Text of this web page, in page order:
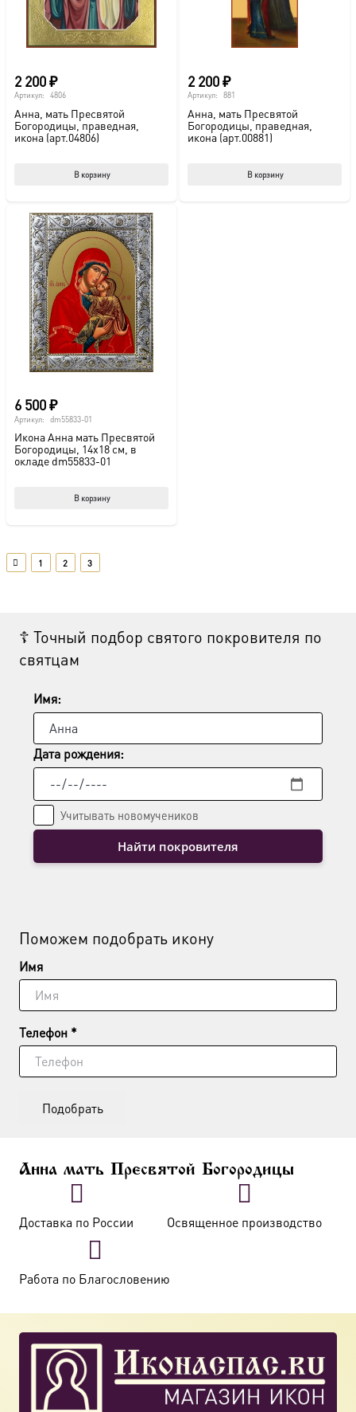
2 200₽
Артикул: 4806
Анна, мать Пресвятой
Богородицы, праведная,
икона (арт.04806)
В корзину
2 200₽
Артикул: 881
Анна, мать Пресвятой
Богородицы, праведная,
икона (арт.00881)
В корзину
6 500₽
Артикул: dm55833-01
Икона Анна мать Пресвятой
Богородицы, 14х18 см, в
окладе dm55833-01
В корзину
1 2 3
☦ Точный подбор святого покровителя по
святцам
Имя:
Дата рождения:
Учитывать новомучеников
Найти покровителя
Поможем подобрать икону
Имя
Телефон *
Подобрать
Анна мать Пресвятой Богородицы
Доставка по России Освященное производство
Работа по Благословению